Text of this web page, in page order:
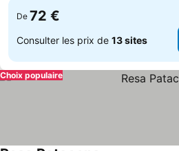
De 72 €
Consulter les prix de 13 sites
Choix populaire